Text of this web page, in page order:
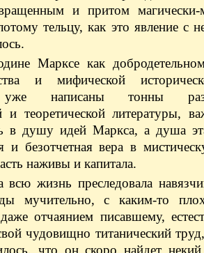
и притом магически-
тельцу, как это явление с
Марксе как
и мифической
уже написаны тонны
и теоретической литературы,
в душу идей Маркса, а душа
и безотчетная вера в
наживы и капитала.
всю жизнь преследовала
мучительно, с каким-то
отчаянием писавшему,
чудовищно титанический